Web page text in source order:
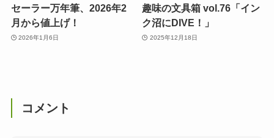
セーラー万年筆、2026年2
月から値上げ！
2026年1月6日
趣味の文具箱 vol.76「イン
ク沼にDIVE！」
2025年12月18日
コメント